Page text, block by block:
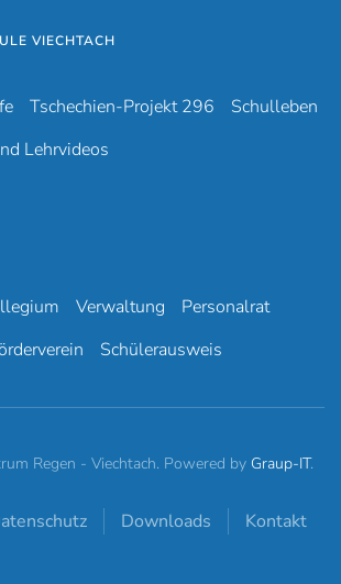
VIECHTACH
Tschechien-Projekt 296
Schulleben
Lehrvideos
Verwaltung
Personalrat
Schülerausweis
Regen - Viechtach. Powered by Graup-IT.
Downloads
Kontakt